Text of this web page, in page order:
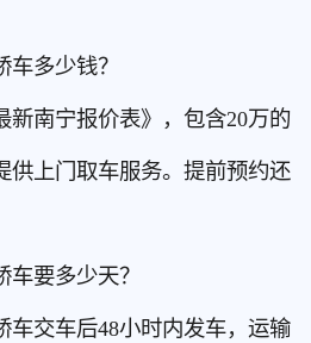
多少钱？
南宁报价表》，包含20万的
供上门取车服务。提前预约还
要多少天？
交车后48小时内发车，运输